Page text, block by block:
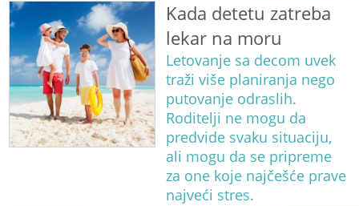
Kada detetu zatreba
lekar na moru
Letovanje sa decom uvek
traži više planiranja nego
putovanje odraslih.
Roditelji ne mogu da
predvide svaku situaciju,
ali mogu da se pripreme
za one koje najčešće prave
najveći stres.